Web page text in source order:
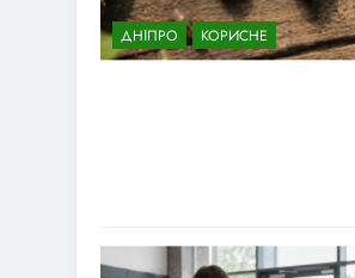
ДНІПРО КОРИСНЕ